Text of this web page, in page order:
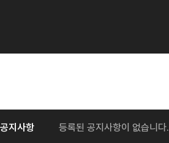
공지사항 등록된 공지사항이 없습니다.